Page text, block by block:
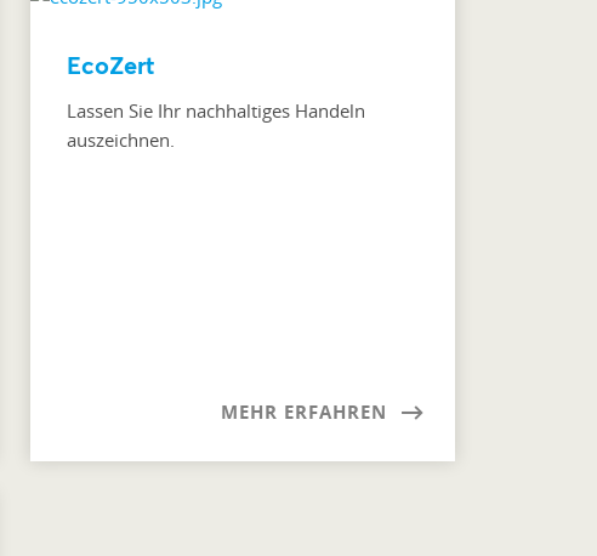
EcoZert
Lassen Sie Ihr nachhaltiges Handeln
auszeichnen.
MEHR ERFAHREN